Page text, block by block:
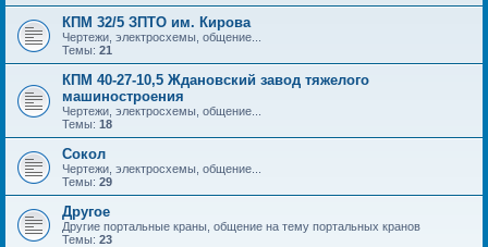
КПМ 32/5 ЗПТО им. Кирова
Чертежи, электросхемы, общение...
Темы: 21
КПМ 40-27-10,5 Ждановский завод тяжелого
машиностроения
Чертежи, электросхемы, общение...
Темы: 18
Сокол
Чертежи, электросхемы, общение...
Темы: 29
Другое
Другие портальные краны, общение на тему портальных кранов
Темы: 23